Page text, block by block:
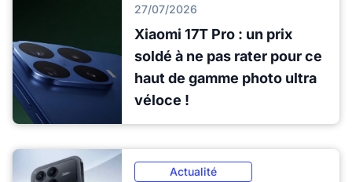
27/07/2026
Xiaomi 17T Pro : un prix
soldé à ne pas rater pour ce
haut de gamme photo ultra
véloce !
Actualité